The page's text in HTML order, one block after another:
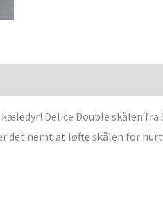
Delice Double skålen fra
det nemt at løfte skålen for